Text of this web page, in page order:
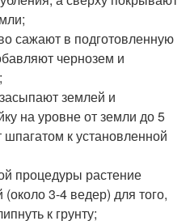
сажают в подготовленную
чернозем и
землей и
на уровне от земли до 5
к установленной
процедуры растение
3-4 ведер) для того,
к грунту;